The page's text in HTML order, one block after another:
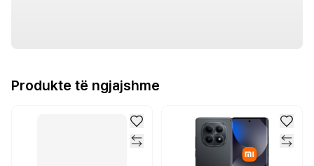
Produkte të ngjajshme